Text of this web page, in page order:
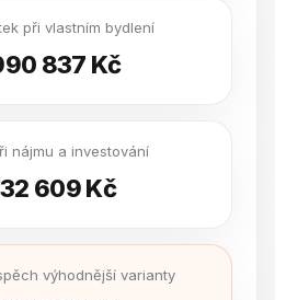
při vlastním bydlení
837 Kč
nájmu a investování
609 Kč
výhodnější varianty